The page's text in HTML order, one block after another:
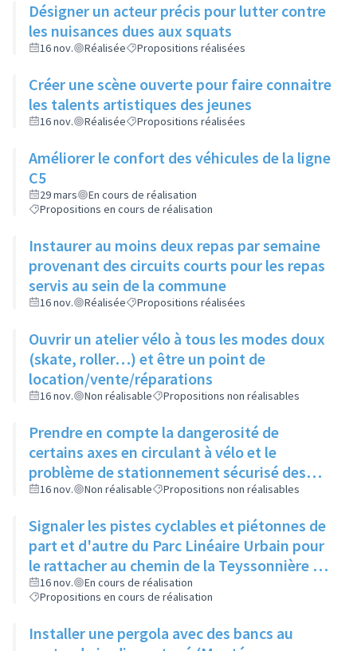
Désigner un acteur précis pour lutter contre
les nuisances dues aux squats
16 nov. Réalisée Propositions réalisées
Créer une scène ouverte pour faire connaitre
les talents artistiques des jeunes
16 nov. Réalisée Propositions réalisées
Améliorer le confort des véhicules de la ligne
C5
29 mars
En cours de réalisation
Propositions en cours de réalisation
Instaurer au moins deux repas par semaine
provenant des circuits courts pour les repas
servis au sein de la commune
16 nov. Réalisée Propositions réalisées
Ouvrir un atelier vélo à tous les modes doux
(skate, roller…) et être un point de
location/vente/réparations
16 nov. Non réalisable Propositions non réalisables
Prendre en compte la dangerosité de
certains axes en circulant à vélo et le
problème de stationnement sécurisé des
vélos avant d'ouvrir un atelier vélo
16 nov. Non réalisable Propositions non réalisables
Signaler les pistes cyclables et piétonnes de
part et d'autre du Parc Linéaire Urbain pour
le rattacher au chemin de la Teyssonnière et
à la route de Genève
16 nov.
En cours de réalisation
Propositions en cours de réalisation
Installer une pergola avec des bancs au